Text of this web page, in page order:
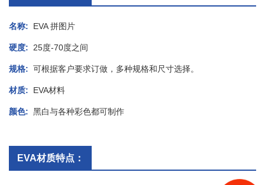
名称: EVA 拼图片
硬度: 25度-70度之间
规格: 可根据客户要求订做，多种规格和尺寸选择。
材质: EVA材料
颜色: 黑白与各种彩色都可制作
EVA材质特点：